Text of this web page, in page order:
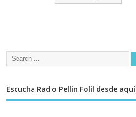
Escucha Radio Pellin Folil desde aquí